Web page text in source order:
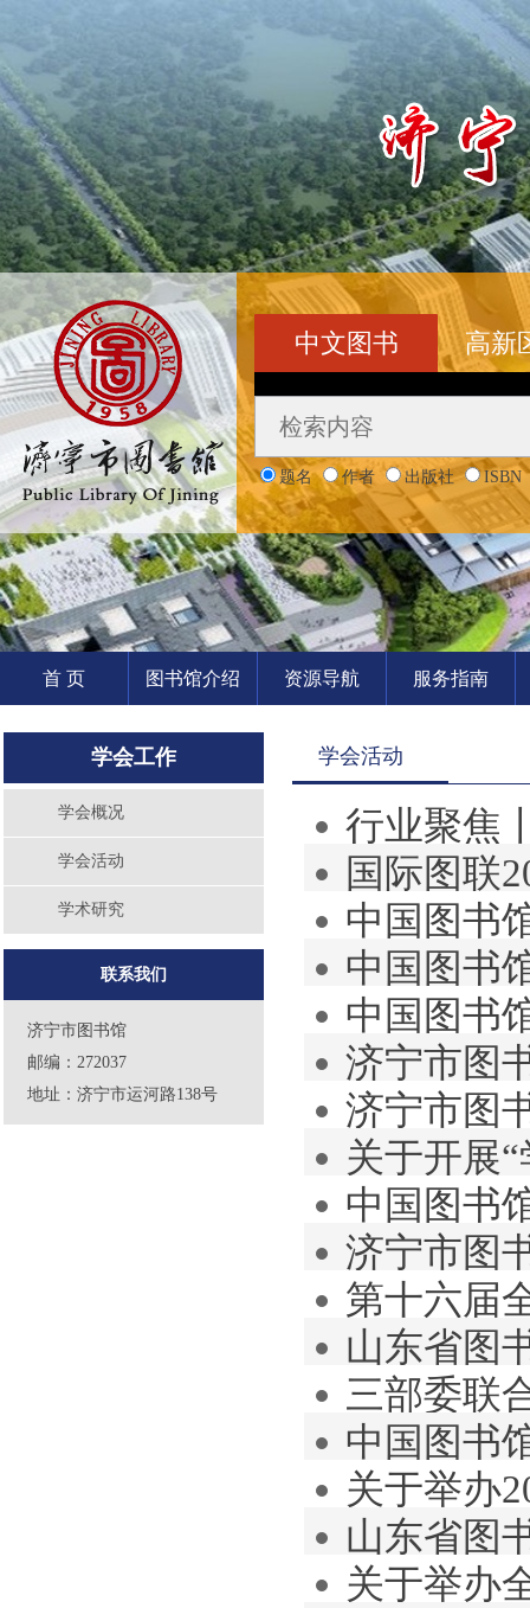
中文图书
题名 作者 出版社 ISBN
高新
首 页 图书馆介绍 资源导航 服务指南
学会工作
学会概况
学会活动
学术研究
联系我们
济宁市图书馆
邮编：272037
地址：济宁市运河路138号
学会活动
行业聚焦
馆、全民阅
国际图联
中国图书
合·创新：
中国图书
中国图书
大讲堂活动
济宁市图
济宁市图
关于开展
典阅读推广
中国图书
通知
济宁市图
第十六届
圆满举办
山东省图
开展2021
三部委联
意见》
中国图书
关于举办
山东省图
关于举办